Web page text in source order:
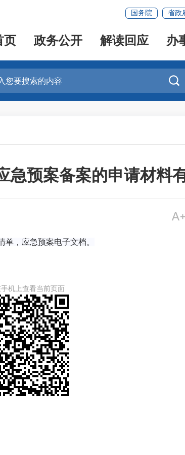
国务院 省政
页 政务公开 解读回应 办

急预案备案的申请材料

单， 应急预案电子文档。
机上查看当前页面